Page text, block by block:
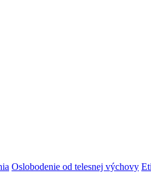
Oslobodenie od telesnej výchovy